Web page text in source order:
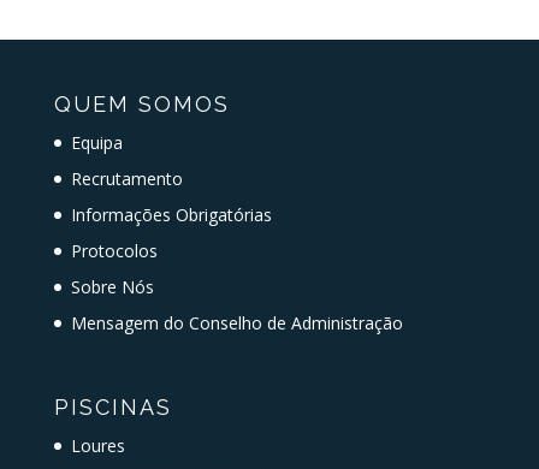
QUEM SOMOS
Equipa
Recrutamento
Informações Obrigatórias
Protocolos
Sobre Nós
Mensagem do Conselho de Administração
PISCINAS
Loures